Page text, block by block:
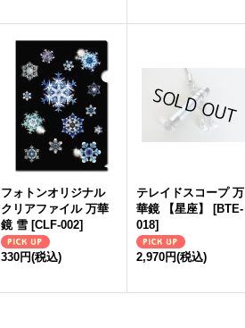
フォトンオリジナル
クリアファイル 万華
鏡 雪 [CLF-002]
330円(税込)
テレイドスコープ 万
華鏡 【星座】
[BTE-
018]
2,970円(税込)